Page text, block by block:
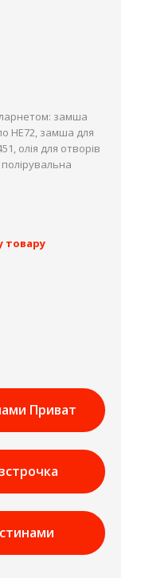
замша
HE72, замша для
олія для отворів
товару
Приват